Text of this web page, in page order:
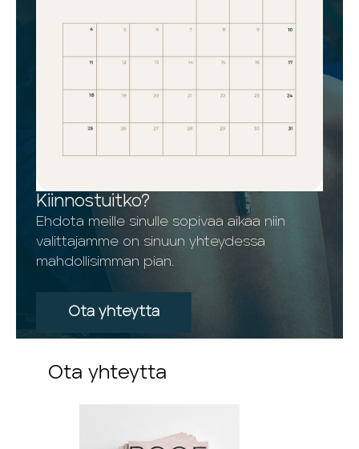
Kiinnostuitko?
Ehdota meille sinulle sopivaa aikaa niin
valittajamme on sinuun yhteydessa
mahdollisimman pian.
Ota yhteytta
Ota yhteytta